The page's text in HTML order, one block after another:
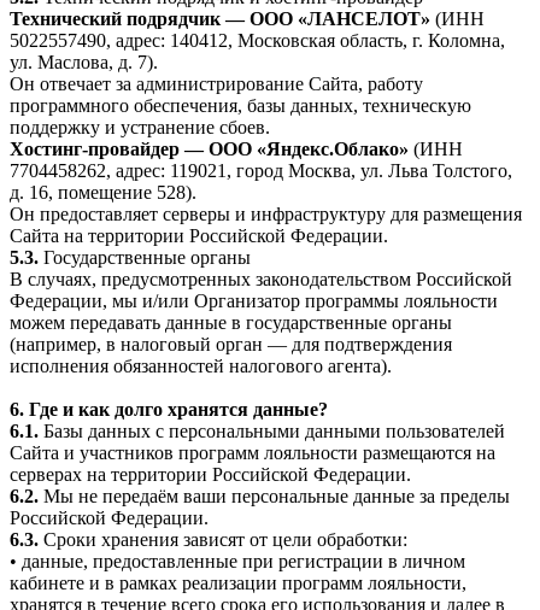
Технический подрядчик — ООО «ЛАНСЕЛОТ» (ИНН
5022557490, адрес: 140412, Московская область, г. Коломна,
ул. Маслова, д. 7).
Он отвечает за администрирование Сайта, работу
программного обеспечения, базы данных, техническую
поддержку и устранение сбоев.
Хостинг-провайдер — ООО «Яндекс.Облако» (ИНН
7704458262, адрес: 119021, город Москва, ул. Льва Толстого,
д. 16, помещение 528).
Он предоставляет серверы и инфраструктуру для размещения
Сайта на территории Российской Федерации.
5.3. Государственные органы
В случаях, предусмотренных законодательством Российской
Федерации, мы и/или Организатор программы лояльности
можем передавать данные в государственные органы
(например, в налоговый орган — для подтверждения
исполнения обязанностей налогового агента).
6. Где и как долго хранятся данные?
6.1. Базы данных с персональными данными пользователей
Сайта и участников программ лояльности размещаются на
серверах на территории Российской Федерации.
6.2. Мы не передаём ваши персональные данные за пределы
Российской Федерации.
6.3. Сроки хранения зависят от цели обработки:
• данные, предоставленные при регистрации в личном
кабинете и в рамках реализации программ лояльности,
хранятся в течение всего срока его использования и далее в